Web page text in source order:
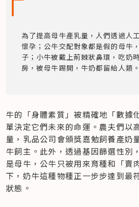
為了提高母牛產乳量，人們透過人
懷孕；公牛交配對象都是假的母牛
子；小牛被戴上荊棘狀鼻環，吃奶
房，被母牛踢開，牛奶都留給人類。
牛的「身體素質」被精確地「數據
單決定它們未來的命運。農夫們以
量，乳品公司會頒獎嘉勉飼養產奶
牛飼主。此外，透過基因篩選性別
是母牛，公牛只被用來育種和「賣
下，奶牛這種物種正一步步達到最
狀態。